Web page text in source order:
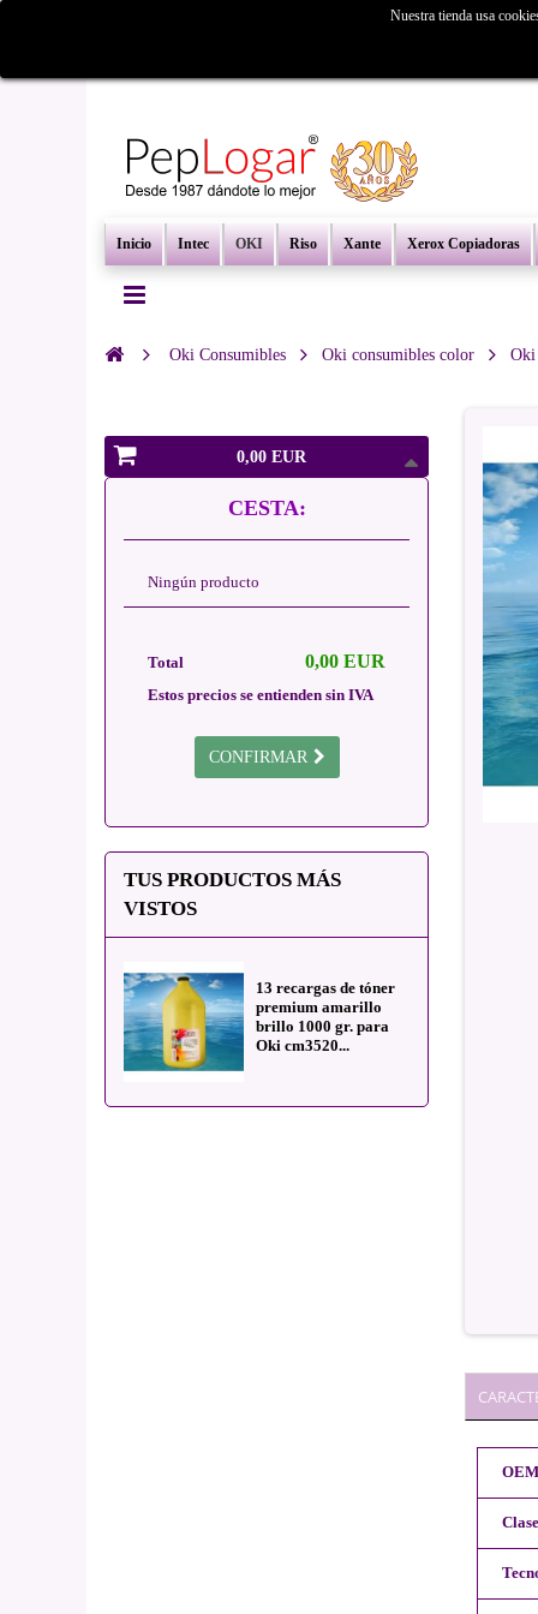
Inicio Intec OKI Riso Xante Xerox Copiadoras
Nuestra tienda usa
Oki Consumibles Oki consumibles color Oki
0,00 EUR
CESTA:
Ningún producto
0,00 EUR
Total
Estos precios se entienden sin IVA
CONFIRMAR
TUS PRODUCTOS MÁS
VISTOS
13 recargas de tóner
premium amarillo
brillo 1000 gr. para
Oki cm3520...
OEM